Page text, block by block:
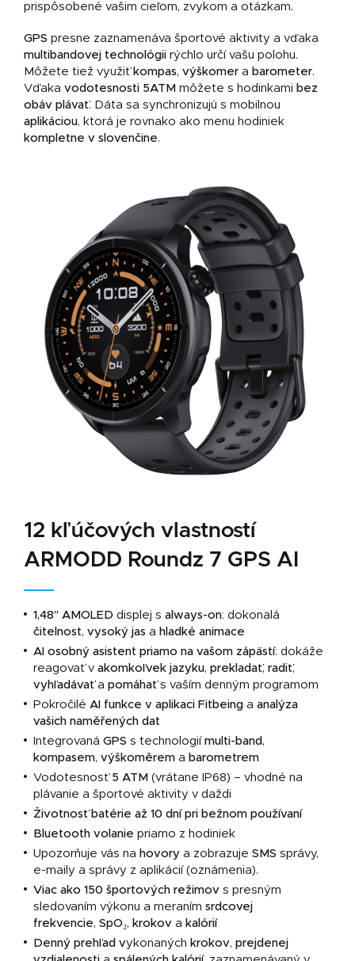
prispôsobené vašim cieľom, zvykom a otázkam.
GPS presne zaznamenáva športové aktivity a vďaka
multibandovej technológii rýchlo určí vašu polohu.
Môžete tiež využiť kompas, výškomer a barometer.
Vďaka vodotesnosti 5ATM môžete s hodinkami bez
obáv plávať. Dáta sa synchronizujú s mobilnou
aplikáciou, ktorá je rovnako ako menu hodiniek
kompletne v slovenčine.
12 kľúčových vlastností
ARMODD Roundz 7 GPS AI
1,48″ AMOLED displej s always-on: dokonalá
čitelnost, vysoký jas a hladké animace
AI osobný asistent priamo na vašom zápästí: dokáže
reagovať v akomkoľvek jazyku, prekladať, radiť,
vyhľadávaťa pomáhaťs vaším denným programom
Pokročilé AI funkce v aplikaci Fitbeing a analýza
vašich naměřených dat
Integrovaná GPS s technologií multi-band ,
kompasem, výškoměrem a barometrem
Vodotesnosť 5 ATM (vrátane IP68) – vhodné na
plávanie a športové aktivity v daždi
Životnosť batérie až 10 dní pri bežnom používaní
Bluetooth volanie priamo z hodiniek
Upozorňuje vás na hovory a zobrazuje SMS správy,
e-maily a správy z aplikácií (oznámenia).
Viac ako 150 športových režimov s presným
sledovaním výkonu a meraním srdcovej
frekvencie, SpO₂, krokov a kalórií
Denný prehľad vykonaných krokov, prejdenej